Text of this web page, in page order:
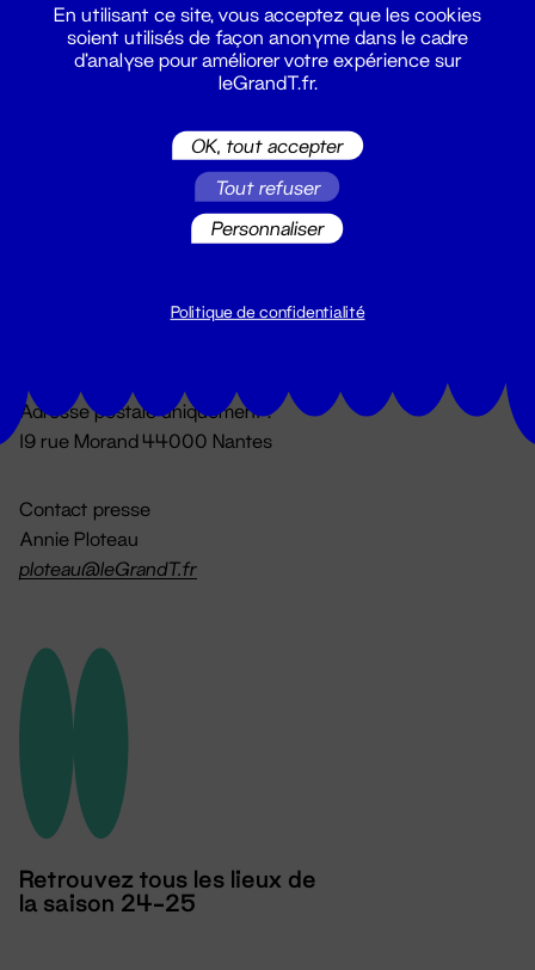
Du lundi au vendredi 14h → 18h
Adresse postale uniquement :
19 rue Morand 44000 Nantes
Contact presse
Annie Ploteau
ploteau@leGrandT.fr
Retrouvez tous les lieux de
la saison 24-25
En utilisant ce site, vous acceptez que les cookies
soient utilisés de façon anonyme dans le cadre
d'analyse pour améliorer votre expérience sur
leGrandT.fr.
OK, tout accepter
Tout refuser
Personnaliser
Politique de confidentialité